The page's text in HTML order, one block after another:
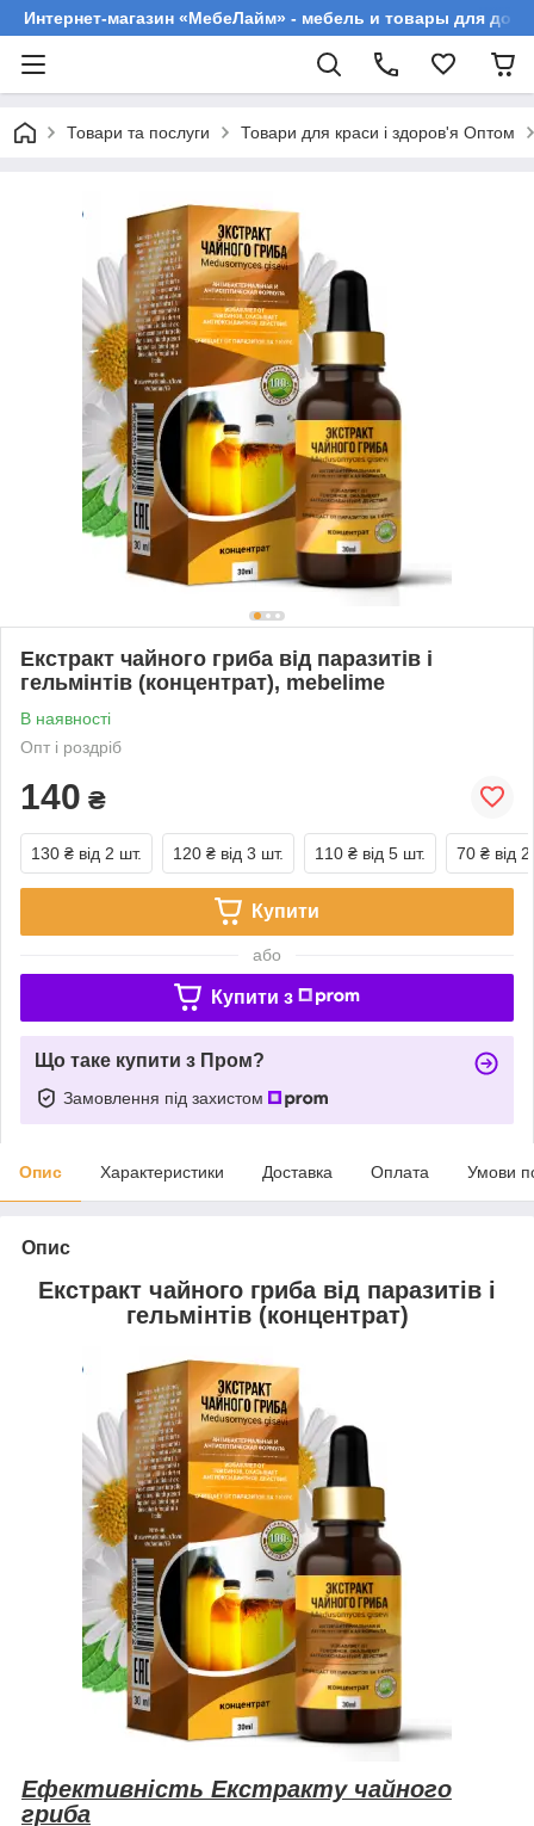
Интернет-магазин «МебеЛайм» - мебель и товары для
Товари та послуги Товари для краси і здоров'я Оптом
Екстракт чайного гриба від паразитів і
гельмінтів (концентрат), mebelime
В наявності
Опт і роздріб
140 ₴
130 ₴ від 2 шт. 120 ₴ від 3 шт. 110 ₴ від 5 шт. 70 ₴ від
Купити
або
Купити з
Що таке купити з Пром?
Замовлення під захистом
Опис Характеристики Доставка Оплата Умови
Опис
Екстракт чайного гриба від паразитів і
гельмінтів (концентрат)
Ефективність Екстракту чайного
гриба